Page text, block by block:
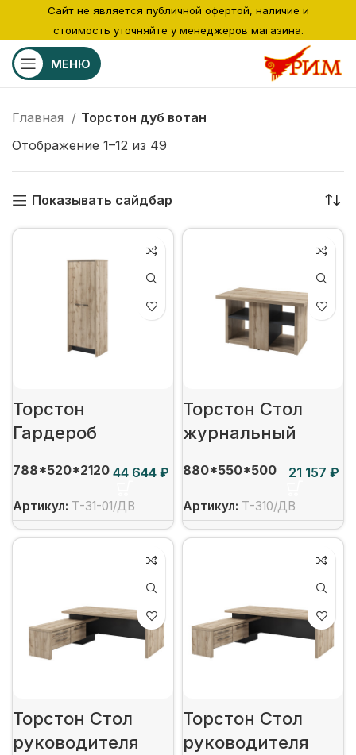
МЕНЮ
Главная
Торстон дуб вотан
Отображение 1–12 из 49
Показывать сайдбар
Торстон
Гардероб
788*520*2120 ₽
Артикул: Т-31-01/ДВ
Торстон Стол
журнальный
880*550*500 ₽
Артикул: Т-310/ДВ
Торстон Стол
руководителя
Торстон Стол
руководителя
Сайт не является публичной офертой, наличие и
стоимость уточняйте у менеджеров магазина.